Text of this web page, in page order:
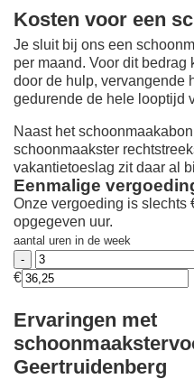
Kosten voor een
Je sluit bij ons een
per maand. Voor dit bedrag
door de hulp, vervangende
gedurende de hele looptijd
Naast het
schoonmaakster
vakantietoeslag zit daar al
Eenmalige
Onze vergoeding is slechts
opgegeven uur.
aantal uren in de week
€
Ervaringen met
Geertruidenberg